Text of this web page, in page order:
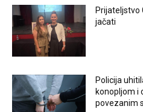
Prijateljstvo
jačati
Policija
konopljom i
povezanim